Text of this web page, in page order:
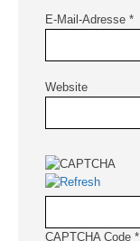
E-Mail-Adresse *
Website
CAPTCHA Code *